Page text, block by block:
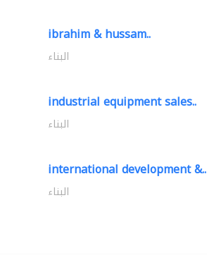
ibrahim & hussam..
البناء
industrial equipment sales..
البناء
international development &..
البناء